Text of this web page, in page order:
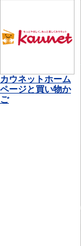
カウネットホーム
ページと買い物か
ご